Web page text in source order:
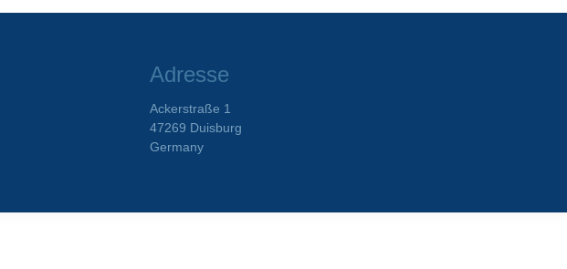
Adresse
Ackerstraße 1
47269 Duisburg
Germany